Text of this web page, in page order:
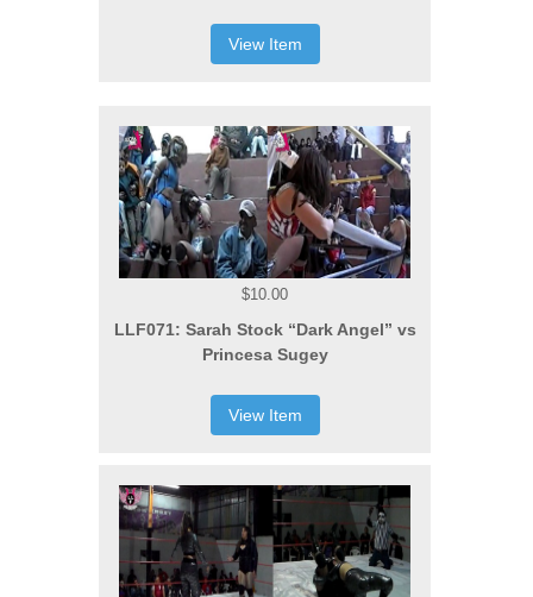
View Item
$10.00
LLF071: Sarah Stock “Dark Angel” vs
Princesa Sugey
View Item